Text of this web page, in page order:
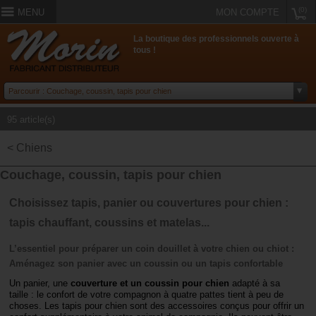
MENU MON COMPTE
La boutique des professionnels ouverte à
tous !
95 article(s)
< Chiens
Couchage, coussin, tapis pour chien
Choisissez tapis, panier ou couvertures pour chien :
tapis chauffant, coussins et matelas...
L’essentiel pour préparer un coin douillet à votre chien ou chiot :
Aménagez son panier avec un coussin ou un tapis confortable
Un panier, unecouverture et un coussin pour chien adapté à sa
taille : le confort de votre compagnon à quatre pattes tient à peu de
choses. Les tapis pour chien sont des accessoires conçus pour offrir un